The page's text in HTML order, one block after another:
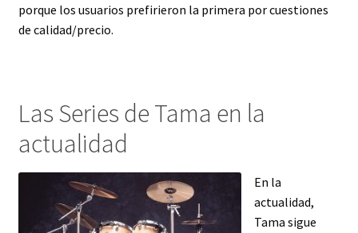
porque los usuarios prefirieron la primera por cuestiones
de calidad/precio.
Las Series de Tama en la
actualidad
En la
actualidad,
Tama sigue